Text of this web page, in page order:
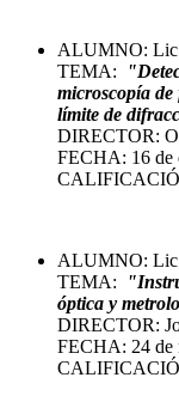
ALUMNO:
TEMA:
microscopía
límite de
DIRECTOR:
FECHA: 16 de
ALUMNO:
TEMA:
"In
óptica y
DIRECTOR:
FECHA: 24 de